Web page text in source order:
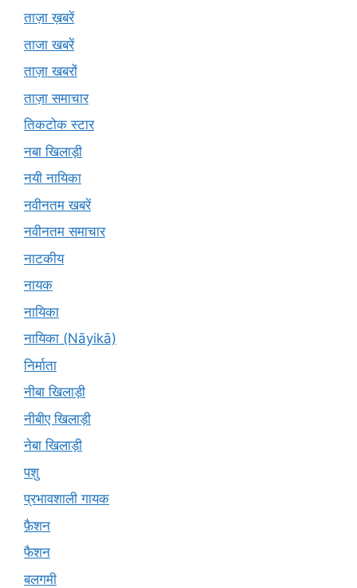
ताज़ा ख़बरें
ताजा खबरें
ताज़ा खबरों
ताज़ा समाचार
तिकटोक स्टार
नबा खिलाड़ी
नयी नायिका
नवीनतम खबरें
नवीनतम समाचार
नाटकीय
नायक
नायिका
नायिका (Nāyikā)
निर्माता
नीबा खिलाड़ी
नीबीए खिलाड़ी
नेबा खिलाड़ी
पशु
प्रभावशाली गायक
फ़ैशन
फैशन
बलगमी